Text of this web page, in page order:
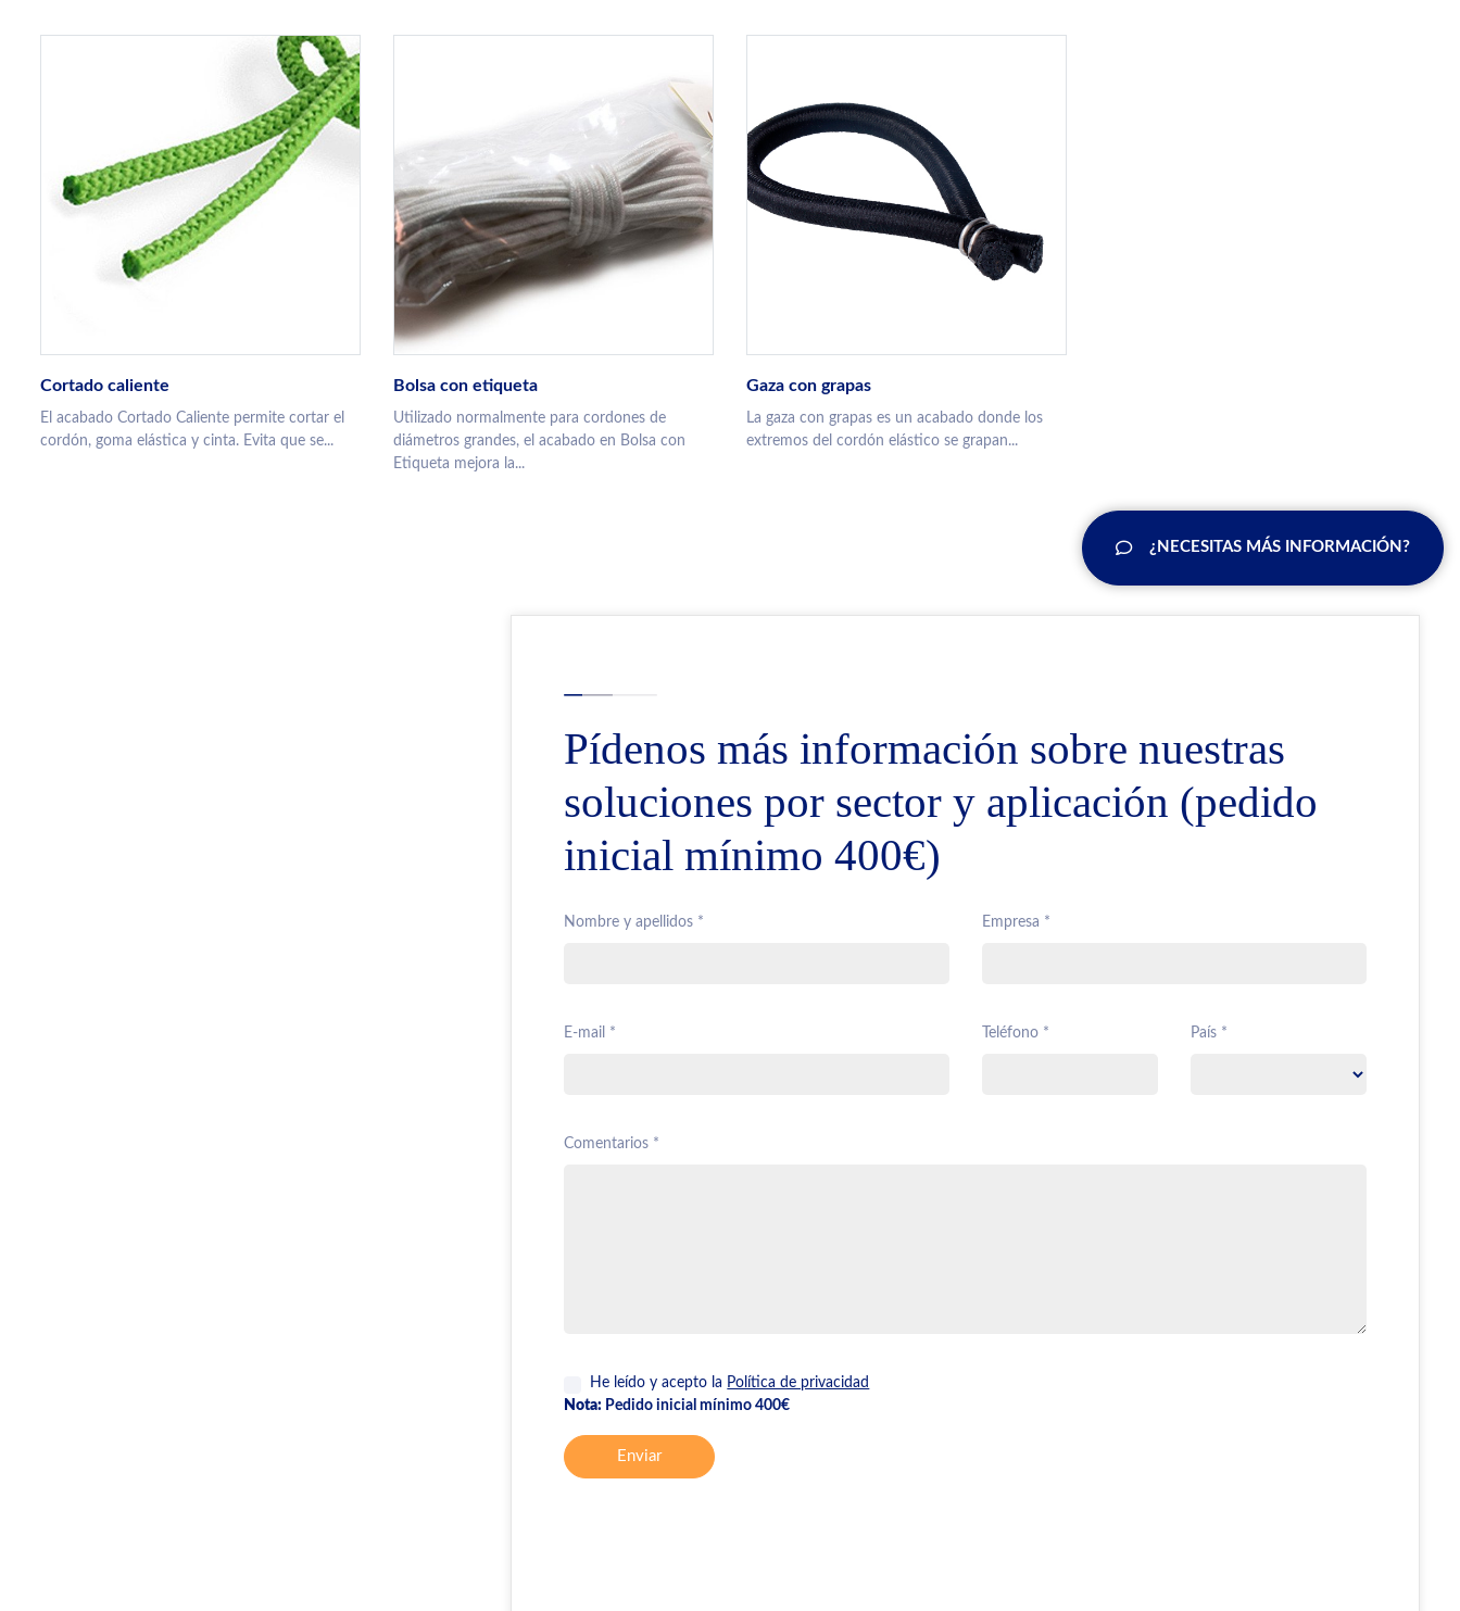
Cortado caliente
El acabado Cortado Caliente permite cortar el
cordón, goma elástica y cinta. Evita que se...
Bolsa con etiqueta
Utilizado normalmente para cordones de
diámetros grandes, el acabado en Bolsa con
Etiqueta mejora la...
Gaza con grapas
La gaza con grapas es un acabado donde los
extremos del cordón elástico se grapan...
¿NECESITAS MÁS INFORMACIÓN?
Pídenos más información sobre nuestras
soluciones por sector y aplicación (pedido
inicial mínimo 400€)
Nombre y apellidos * Empresa *
E-mail * Teléfono * País *
Comentarios *
He leído y acepto la Política de privacidad
Nota: Pedido inicial mínimo 400€
Enviar